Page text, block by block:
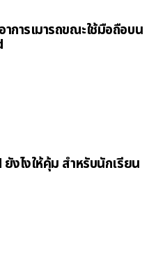
การเมารถขณะใช้มือถือบน
งไงให้คุ้ม สำหรับนักเรียน